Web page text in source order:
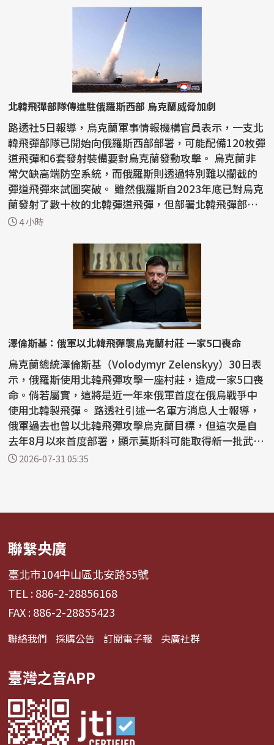
北韓飛彈部隊傳進駐俄羅斯西部 烏克蘭威脅加劇
路透社5日報導，烏克蘭軍事情報機構官員表示，一支北
韓飛彈部隊已開始向俄羅斯西部部署，可能配備120枚彈
道飛彈和6套發射裝備要對烏克蘭發動攻擊。 烏克蘭非
常欠缺高端防空系統，而俄羅斯則透過特別難以攔截的
彈道飛彈來試圖突破。 雖然俄羅斯自2023年底已對烏克
蘭發射了數十枚的北韓彈道飛彈，但部署北韓飛彈部
隊...4 小時
澤倫斯基：俄軍以北韓飛彈襲烏克蘭村莊 一家5口喪命
烏克蘭總統澤倫斯基（Volodymyr Zelenskyy）30日表
示，俄羅斯使用北韓飛彈攻擊一座村莊，造成一家5口喪
命。倘若屬實，這將是近一年來俄軍首度在俄烏戰爭中
使用北韓製飛彈。 路透社引述一名軍方消息人士報導，
俄軍過去也曾以北韓飛彈攻擊烏克蘭目標，但這次是自
去年8月以來首度部署，顯示莫斯科可能取得新一批武
器，...
2026-07-31 05:35
聯繫央廣
臺北市104中山區北安路55號
TEL : 886-2-28856168
FAX : 886-2-28855423
聯絡我們 採購公告 訂閱電子報 央廣社群
臺灣之音APP